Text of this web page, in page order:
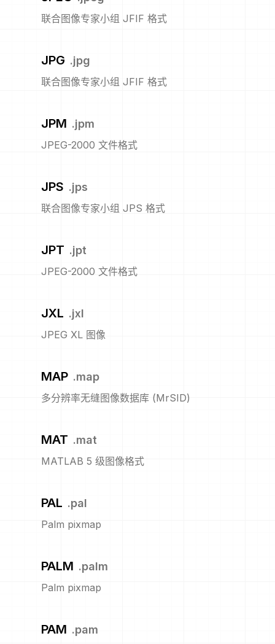
联合图像专家小组 JFIF 格式
JPG .jpg
联合图像专家小组 JFIF 格式
JPM .jpm
JPEG-2000 文件格式
JPS .jps
联合图像专家小组 JPS 格式
JPT .jpt
JPEG-2000 文件格式
JXL .jxl
JPEG XL 图像
MAP .map
多分辨率无缝图像数据库 (MrSID)
MAT .mat
MATLAB 5 级图像格式
PAL .pal
Palm pixmap
PALM .palm
Palm pixmap
PAM .pam